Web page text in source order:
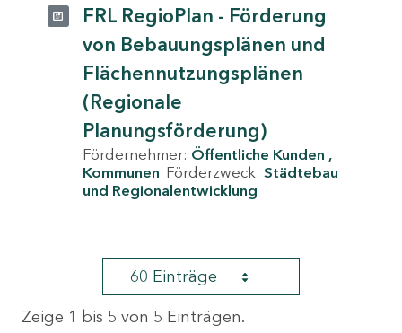
FRL RegioPlan - Förderung
von Bebauungsplänen und
Flächennutzungsplänen
(Regionale
Planungsförderung)
Fördernehmer: Öffentliche Kunden
Kommunen Förderzweck: Städtebau
und Regionalentwicklung
60 Einträge
Zeige 1 bis 5 von 5 Einträgen.